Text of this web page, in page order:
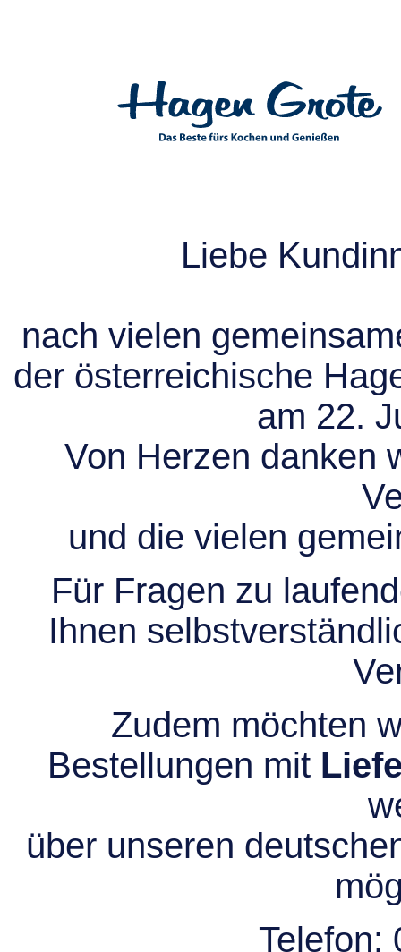
Liebe
nach vielen
der österreichische
am 22.
Von Herzen danken
und die vielen
Für Fragen zu
Ihnen
Zudem möchten
Bestellungen mit
über unseren
Telefon: